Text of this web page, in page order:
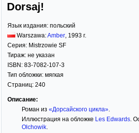
Dorsaj!
Язык издания: польский
Warszawa:Amber, 1993 г.
Серия: Mistrzowie SF
Тираж: не указан
ISBN: 83-7082-107-3
Тип обложки: мягкая
Страниц: 240
Описание:
Роман из «Дорсайского цикла».
Иллюстрация на обложке Les Edwards.
Olchowik.